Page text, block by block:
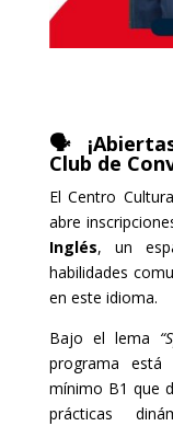
🗣️
Club de
El Centro
abre
Inglés, un
habilidades
en este idioma.
Bajo el lema
programa
mínimo B1 que
prácticas